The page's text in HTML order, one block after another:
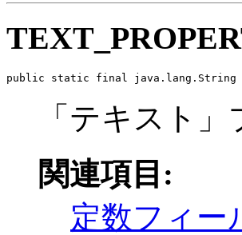
public static final java.lang.String
「テキスト
関連項目:
定数フィー